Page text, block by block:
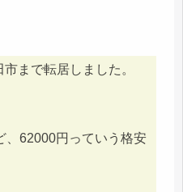
まで転居しました。
、62000円っていう格安